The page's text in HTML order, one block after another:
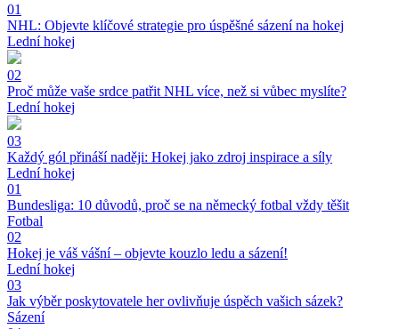
01
NHL: Objevte klíčové strategie pro úspěšné sázení na hokej
Lední hokej
02
Proč může vaše srdce patřit NHL více, než si vůbec myslíte?
Lední hokej
03
Každý gól přináší naději: Hokej jako zdroj inspirace a síly
Lední hokej
01
Bundesliga: 10 důvodů, proč se na německý fotbal vždy těšit
Fotbal
02
Hokej je váš vášní – objevte kouzlo ledu a sázení!
Lední hokej
03
Jak výběr poskytovatele her ovlivňuje úspěch vašich sázek?
Sázení